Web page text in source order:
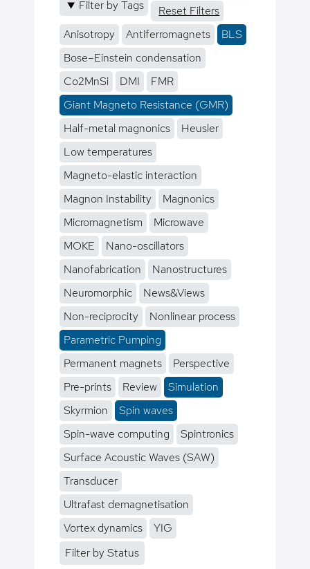
Filter by Tags
Reset Filters
Anisotropy
Antiferromagnets
BLS
Bose–Einstein condensation
Co2MnSi
DMI
FMR
Giant Magneto Resistance (GMR)
Half-metal magnonics
Heusler
Low temperatures
Magneto-elastic interaction
Magnon Instability
Magnonics
Micromagnetism
Microwave
MOKE
Nano-oscillators
Nanofabrication
Nanostructures
Neuromorphic
News&Views
Non-reciprocity
Nonlinear process
Parametric Pumping
Permanent magnets
Perspective
Pre-prints
Review
Simulation
Skyrmion
Spin waves
Spin-wave computing
Spintronics
Surface Acoustic Waves (SAW)
Transducer
Ultrafast demagnetisation
Vortex dynamics
YIG
Filter by Status